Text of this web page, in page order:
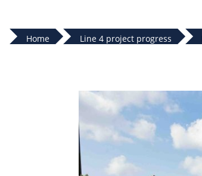
Home Line 4 project progress